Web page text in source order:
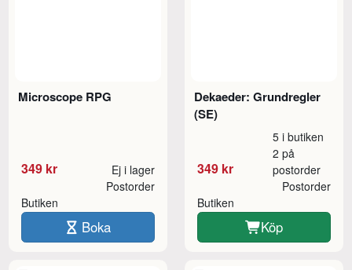
Microscope RPG
349 kr Ej i lager
Butiken
Postorder
Boka
Dekaeder: Grundregler
(SE)
349 kr
5 i butiken
2 på
postorder
Butiken
Postorder
Köp